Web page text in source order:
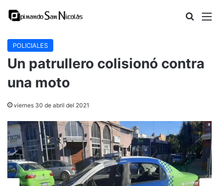
Buscar
POLICIALES
Un patrullero colisionó contra
una moto
viernes 30 de abril del 2021